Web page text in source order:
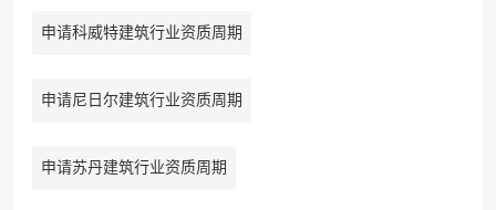
申请科威特建筑行业资质周期
申请尼日尔建筑行业资质周期
申请苏丹建筑行业资质周期